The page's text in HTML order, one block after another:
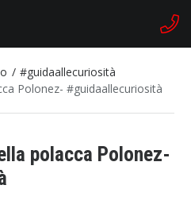
#guidaallecuriosità
Polonez- #guidaallecuriosità
polacca Polonez-